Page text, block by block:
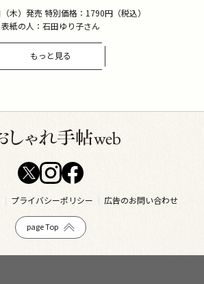
木）発売 特別価格：1790円（税込）
表紙の人：石田ゆり子さん
もっと見る
プライバシーポリシー 広告のお問い合わせ
page Top